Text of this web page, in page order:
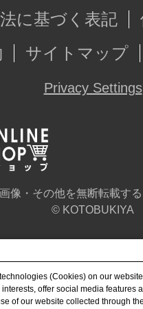
に基づく表記
サイトマップ
Privacy Settings
像・その他を無断転載す
© KOTOBUKIYA
(Cookies) on our
offer social media features
of our website collected through